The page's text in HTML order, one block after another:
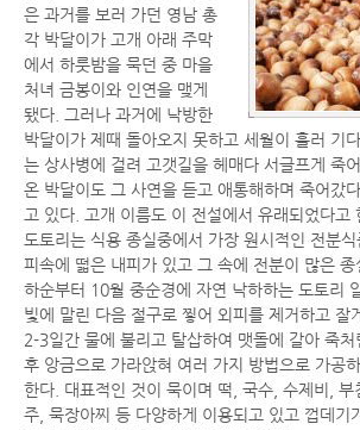
은 과거를 보러 가던 영남 총
각 박달이가 고개 아래 주막
에서 하룻밤을 묵던 중 마을
처녀 금봉이와 인연을 맺게
됐다. 그러나 과거에 낙방한
박달이가 제때 돌아오지 못하고 세월이 흘러 기
는 상사병에 걸려 고갯길을 헤매다 서글프게 죽
온 박달이도 그 사연을 듣고 애통해하며 죽어갔
고 있다. 고개 이름도 이 전설에서 유래되었다고
도토리는 식용 종실중에서 가장 원시적인 전분
피속에 떫은 내피가 있고 그 속에 전분이 많은
하순부터 10월 중순경에 자연 낙하하는 도토리
빛에 말린 다음 절구로 찧어 외피를 제거하고 잘
2-3일간 물에 불리고 탈삽하여 맷돌에 갈아 죽
후 앙금으로 가라앉혀 여러 가지 방법으로 가공
한다. 대표적인 것이 묵이며 떡, 국수, 수제비,
주, 묵장아찌 등 다양하게 이용되고 있고 껍데기